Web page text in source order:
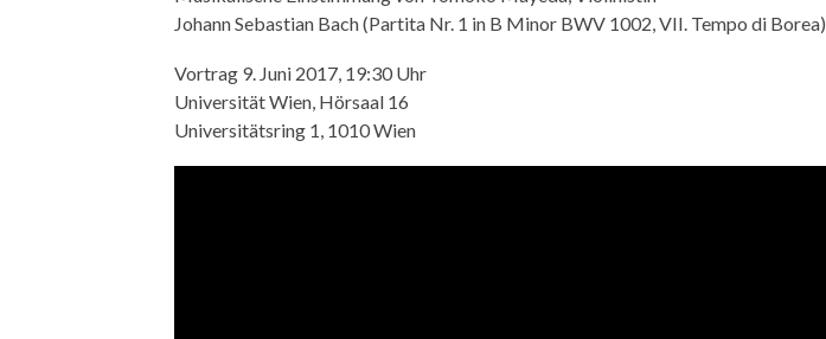
Johann Sebastian Bach (Partita Nr. 1 in B Minor BWV 1002, VII. Tempo di Borea)
Vortrag 9. Juni 2017, 19:30 Uhr
Universität Wien, Hörsaal 16
Universitätsring 1, 1010 Wien